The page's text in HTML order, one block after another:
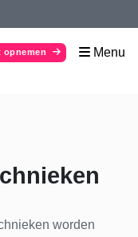
opnemen Menu
worden